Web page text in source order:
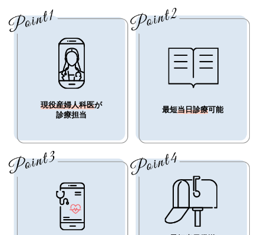
現役産婦人科医が
診療担当
最短当日診療可能